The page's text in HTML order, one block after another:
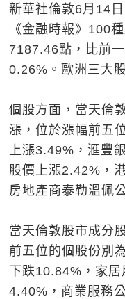
新華社倫敦6月14
《金融時報》100
7187.46點，比前
0.26%。歐洲三大
個股方面，當天倫
漲，位於漲幅前五
上漲3.49%，滙豐
股價上漲2.42%，
房地產商泰勒溫佩
當天倫敦股市成分
前五位的個股份別
下跌10.84%，家
4.40%，商業服務